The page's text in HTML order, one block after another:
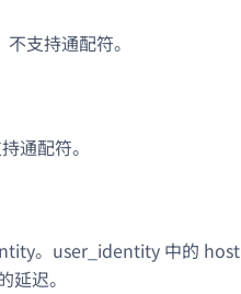
支持通配符。
通配符。
。user_identity 中的 host
迟。